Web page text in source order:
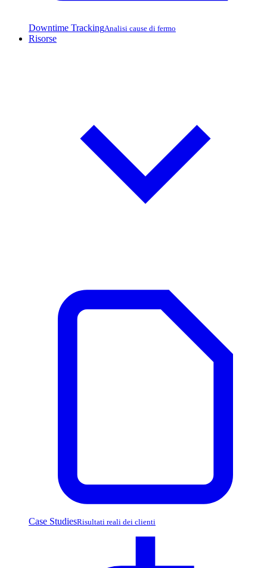
Downtime TrackingAnalisi cause di fermo
Risorse
Case StudiesRisultati reali dei clienti